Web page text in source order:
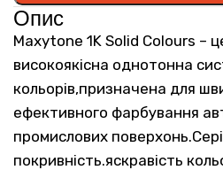
Опис
Maxytone 1K Solid Colours –
високоякісна однотонна
кольорів,призначена для
ефективного фарбування
промислових
покривність.яскравість